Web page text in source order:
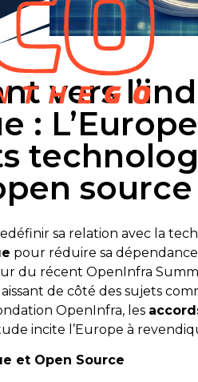
vers
:
source
sa relation avec la
pour réduire sa
du récent OpenInfra
de côté des sujets
OpenInfra, les
incite l’Europe à
et Open Source